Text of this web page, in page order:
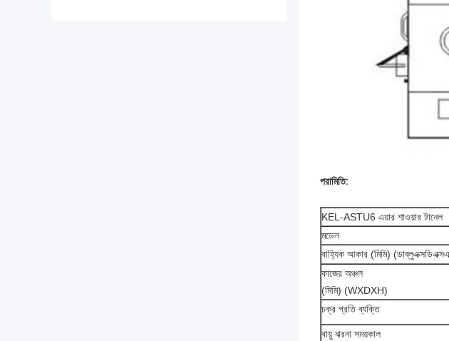
পরামিতি:
KEL-ASTU6 এয়ার শাওয়ার টানেল
মডেল
বাহ্যিক আকার (মিমি)
কাজের অঞ্চল
(মিমি) (WXDXH)
চক্র প্রতি ব্যক্তি
বায়ু ঝরনা সময়কাল